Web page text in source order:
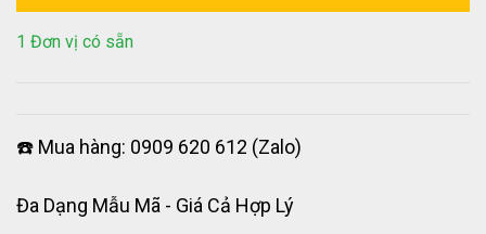
1 Đơn vị có sẵn
☎️ Mua hàng: 0909 620 612 (Zalo)
Đa Dạng Mẫu Mã - Giá Cả Hợp Lý